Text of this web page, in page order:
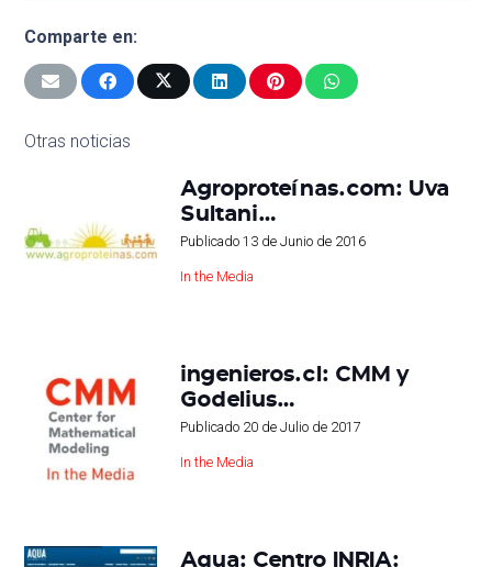
Comparte en:
Otras noticias
Agroproteínas.com: Uva
Sultani…
Publicado 13 de Junio de 2016
In the Media
ingenieros.cl: CMM y
Godelius…
Publicado 20 de Julio de 2017
In the Media
Aqua: Centro INRIA: